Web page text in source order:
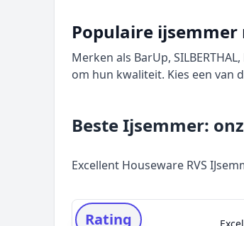
Populaire ijsemmer
Merken als BarUp,
om hun kwaliteit. Kies een van
Beste Ijsemmer:
Excellent Houseware RVS
Rating